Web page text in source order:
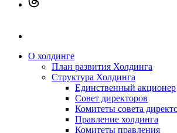
О холдинге
План развития Холдинга
Структура Холдинга
Единственный акционер
Совет директоров
Комитеты совета
Правление холдинга
Комитеты правления